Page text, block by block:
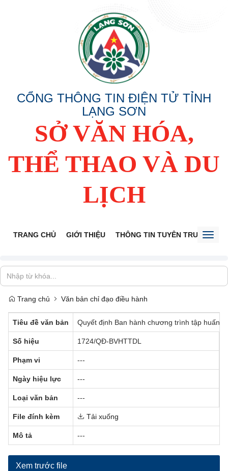
CỔNG THÔNG TIN ĐIỆN TỬ TỈNH
LẠNG SƠN
SỞ VĂN HÓA,
THỂ THAO VÀ DU
LỊCH
TRANG CHỦ GIỚI THIỆU THÔNG TIN TUYÊN TRUYỀN
Trang chủ Văn bản chỉ đạo điều hành
Tiêu đề văn bản Quyết định Ban hành chương trình tập huấn
Số hiệu 1724/QĐ-BVHTTDL
Phạm vi ---
Ngày hiệu lực ---
Loại văn bản ---
File đính kèm Tải xuống
Mô tả ---
Xem trước file